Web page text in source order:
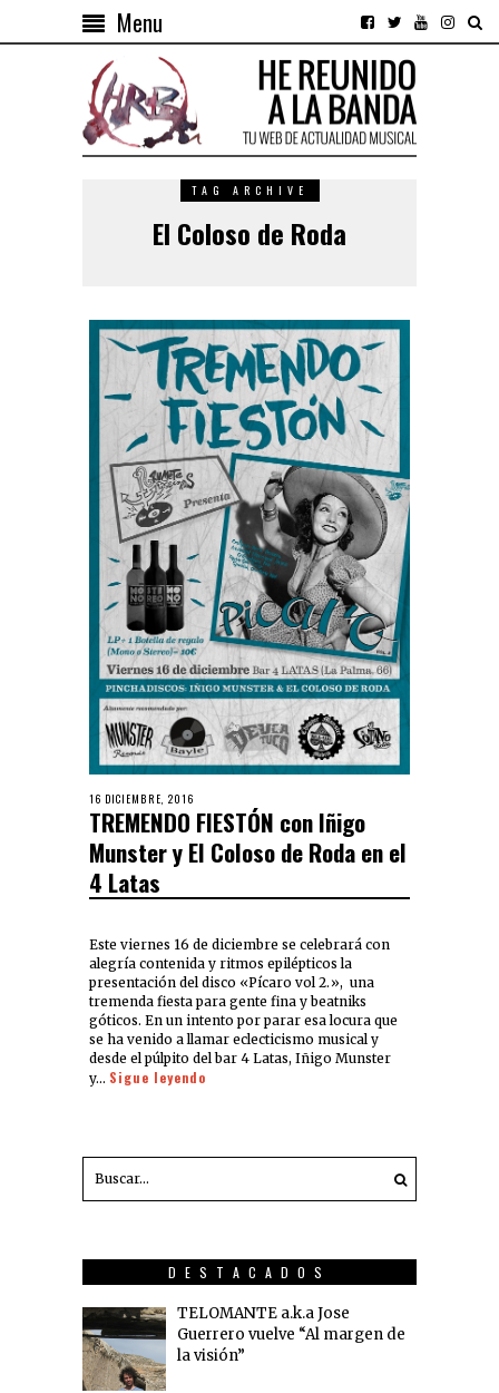
Menu
TAG ARCHIVE
El Coloso de Roda
16 DICIEMBRE, 2016
TREMENDO FIESTÓN con Iñigo
Munster y El Coloso de Roda en el
4 Latas
Este viernes 16 de diciembre se celebrará con
alegría contenida y ritmos epilépticos la
presentación del disco «Pícaro vol 2.», una
tremenda fiesta para gente fina y beatniks
góticos. En un intento por parar esa locura que
se ha venido a llamar eclecticismo musical y
desde el púlpito del bar 4 Latas, Iñigo Munster
y… Sigue leyendo
DESTACADOS
TELOMANTE a.k.a Jose
Guerrero vuelve “Al margen de
la visión”